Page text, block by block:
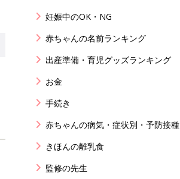
妊娠中のOK・NG
赤ちゃんの名前ランキング
出産準備・育児グッズランキング
お金
手続き
赤ちゃんの病気・症状別・予防接種
きほんの離乳食
監修の先生